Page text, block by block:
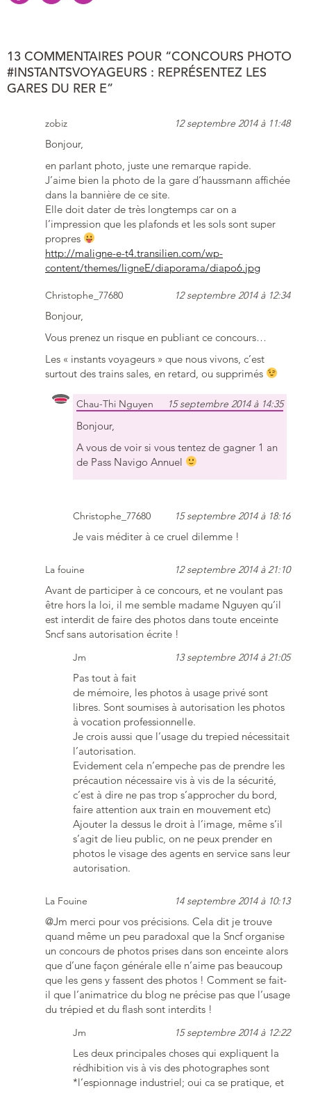
13 COMMENTAIRES POUR “CONCOURS PHOTO
#INSTANTSVOYAGEURS : REPRÉSENTEZ LES
GARES DU RER E”
zobiz 12 septembre 2014 à 11:48
Bonjour,
en parlant photo, juste une remarque rapide.
J’aime bien la photo de la gare d’haussmann affichée
dans la bannière de ce site.
Elle doit dater de très longtemps car on a
l’impression que les plafonds et les sols sont super
propres
http://maligne-e-t4.transilien.com/wp-
content/themes/ligneE/diaporama/diapo6.jpg
Christophe_77680 12 septembre 2014 à 12:34
Bonjour,
Vous prenez un risque en publiant ce concours…
Les « instants voyageurs » que nous vivons, c’est
surtout des trains sales, en retard, ou supprimés
Chau-Thi Nguyen 15 septembre 2014 à 14:35
Bonjour,
A vous de voir si vous tentez de gagner 1 an
de Pass Navigo Annuel
Christophe_77680 15 septembre 2014 à 18:16
Je vais méditer à ce cruel dilemme !
La fouine 12 septembre 2014 à 21:10
Avant de participer à ce concours, et ne voulant pas
être hors la loi, il me semble madame Nguyen qu’il
est interdit de faire des photos dans toute enceinte
Sncf sans autorisation écrite !
Jm 13 septembre 2014 à 21:05
Pas tout à fait
de mémoire, les photos à usage privé sont
libres. Sont soumises à autorisation les photos
à vocation professionnelle.
Je crois aussi que l’usage du trepied nécessitait
l’autorisation.
Evidement cela n’empeche pas de prendre les
précaution nécessaire vis à vis de la sécurité,
c’est à dire ne pas trop s’approcher du bord,
faire attention aux train en mouvement etc)
Ajouter la dessus le droit à l’image, même s’il
s’agit de lieu public, on ne peux prender en
photos le visage des agents en service sans leur
autorisation.
La Fouine 14 septembre 2014 à 10:13
@Jm merci pour vos précisions. Cela dit je trouve
quand même un peu paradoxal que la Sncf organise
un concours de photos prises dans son enceinte alors
que d’une façon générale elle n’aime pas beaucoup
que les gens y fassent des photos ! Comment se fait-
il que l’animatrice du blog ne précise pas que l’usage
du trépied et du flash sont interdits !
Jm 15 septembre 2014 à 12:22
Les deux principales choses qui expliquent la
rédhibition vis à vis des photographes sont
*l’espionnage industriel; oui ca se pratique, et